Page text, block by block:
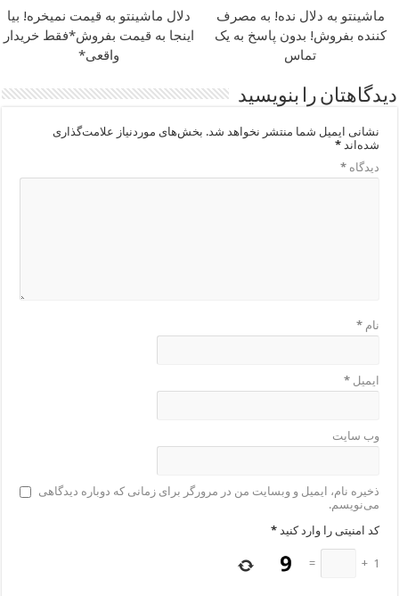
ماشینتو به دلال نده! به مصرف
کننده بفروش! بدون پاسخ به یک
تماس
دلال ماشینتو به قیمت نمیخره! بیا
اینجا به قیمت بفروش*فقط خریدار
واقعی*
دیدگاهتان را بنویسید
نشانی ایمیل شما منتشر نخواهد شد. بخش‌های موردنیاز علامت‌گذاری
شده‌اند*
دیدگاه*
نام*
ایمیل*
وب‌ سایت
ذخیره نام، ایمیل و وبسایت من در مرورگر برای زمانی که دوباره دیدگاهی
می‌نویسم.
کد امنیتی را وارد کنید *
1
+
=